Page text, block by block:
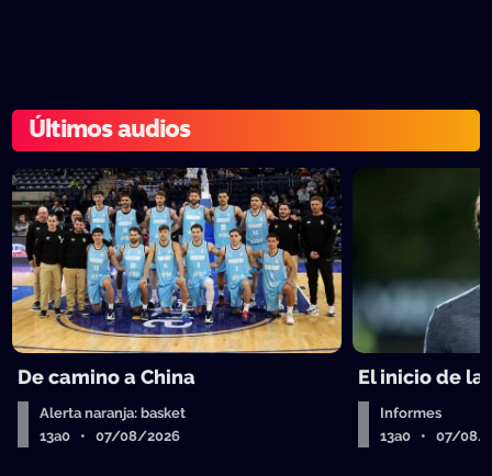
Últimos audios
De camino a China
Alerta naranja: basket
13a0 • 07/08/2026
El inicio de la
Informes
13a0 • 07/08/